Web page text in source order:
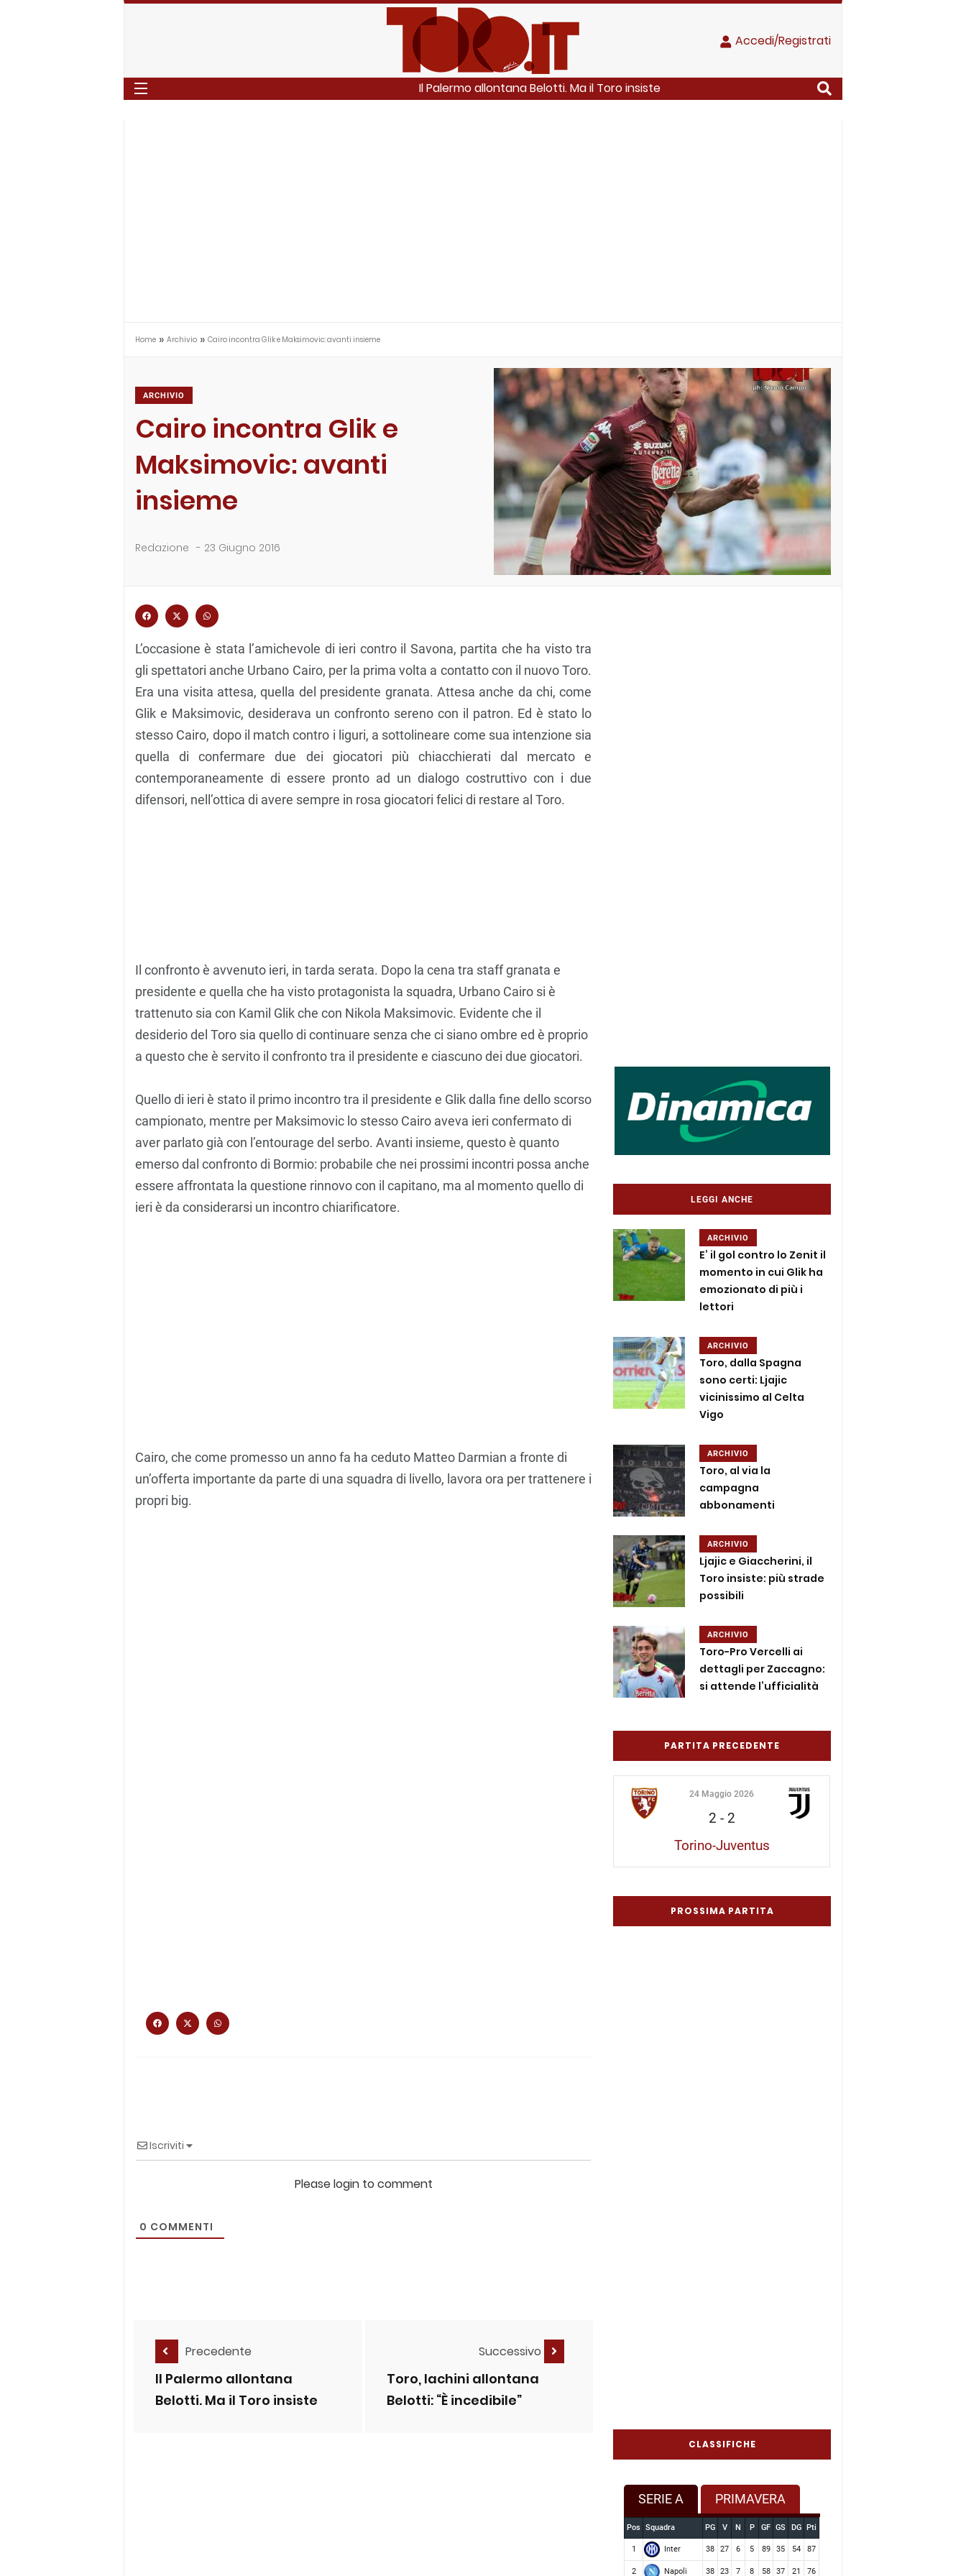
Accedi/Registrati
Il Palermo allontana Belotti. Ma il Toro insiste
Home » Archivio » Cairo incontra Glik e Maksimovic: avanti insieme
ARCHIVIO
Cairo incontra Glik e
Maksimovic: avanti
insieme
Redazione - 23 Giugno 2016
L’occasione è stata l’amichevole di ieri contro il Savona, partita che ha visto tra
gli spettatori anche Urbano Cairo, per la prima volta a contatto con il nuovo Toro.
Era una visita attesa, quella del presidente granata. Attesa anche da chi, come
Glik e Maksimovic, desiderava un confronto sereno con il patron. Ed è stato lo
stesso Cairo, dopo il match contro i liguri, a sottolineare come sua intenzione sia
quella di confermare due dei giocatori più chiacchierati dal mercato e
contemporaneamente di essere pronto ad un dialogo costruttivo con i due
difensori, nell’ottica di avere sempre in rosa giocatori felici di restare al Toro.
Il confronto è avvenuto ieri, in tarda serata. Dopo la cena tra staff granata e
presidente e quella che ha visto protagonista la squadra, Urbano Cairo si è
trattenuto sia con Kamil Glik che con Nikola Maksimovic. Evidente che il
desiderio del Toro sia quello di continuare senza che ci siano ombre ed è proprio
a questo che è servito il confronto tra il presidente e ciascuno dei due giocatori.
Quello di ieri è stato il primo incontro tra il presidente e Glik dalla fine dello scorso
campionato, mentre per Maksimovic lo stesso Cairo aveva ieri confermato di
aver parlato già con l’entourage del serbo. Avanti insieme, questo è quanto
emerso dal confronto di Bormio: probabile che nei prossimi incontri possa anche
essere affrontata la questione rinnovo con il capitano, ma al momento quello di
ieri è da considerarsi un incontro chiarificatore.
Cairo, che come promesso un anno fa ha ceduto Matteo Darmian a fronte di
un’offerta importante da parte di una squadra di livello, lavora ora per trattenere i
propri big.
Iscriviti
Please login to comment
0 COMMENTI
Precedente
Il Palermo allontana
Belotti. Ma il Toro insiste
Successivo
Toro, Iachini allontana
Belotti: “È incedibile”
LEGGI ANCHE
ARCHIVIO
E’ il gol contro lo Zenit il
momento in cui Glik ha
emozionato di più i
lettori
ARCHIVIO
Toro, dalla Spagna
sono certi: Ljajic
vicinissimo al Celta
Vigo
ARCHIVIO
Toro, al via la
campagna
abbonamenti
ARCHIVIO
Ljajic e Giaccherini, il
Toro insiste: più strade
possibili
ARCHIVIO
Toro-Pro Vercelli ai
dettagli per Zaccagno:
si attende l’ufficialità
PARTITA PRECEDENTE
24 Maggio 2026
2 - 2
Torino-Juventus
PROSSIMA PARTITA
CLASSIFICHE
SERIE A PRIMAVERA
Pos Squadra PG V N P GF GS DG Pti
1 Inter 38 27 6 5 89 35 54 87
2 Napoli 38 23 7 8 58 37 21 76